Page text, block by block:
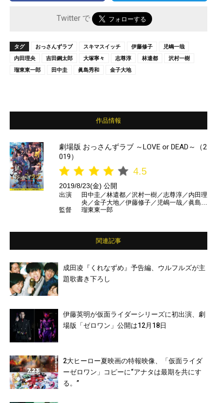
Twitter で
タグ おっさんずラブ スキマスイッチ 伊藤修子
児嶋一哉
内田理央
吉田鋼太郎 大塚寧々 志尊淳 林遣都
沢村一樹
瑠東東一郎
田中圭 眞島秀和 金子大地
作品情報
劇場版 おっさんずラブ ～LOVE or DEAD～（2
019）
4.5
2019/8/23(金) 公開
出演
田中圭／林遣都／沢村一樹／志尊淳／内田理
央／金子大地／伊藤修子／児嶋一哉／眞島秀
和／大塚寧々／吉田鋼太郎／ゆいP ほか
監督 瑠東東一郎
関連記事
成田凌『くれなずめ』予告編、ウルフルズが主
題歌書き下ろし
伊藤英明が仮面ライダーシリーズに初出演、劇
場版「ゼロワン」公開は12月18日
2大ヒーロー夏映画の特報映像、「仮面ライダ
ーゼロワン」コピーに“アナタは最期を共にす
る。”